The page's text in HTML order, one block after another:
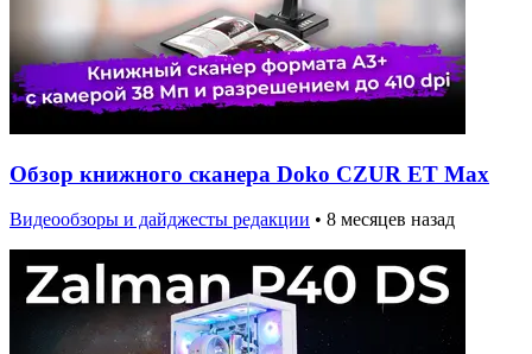
Обзор книжного сканера Doko CZUR ET Max
Видеообзоры и дайджесты редакции • 8 месяцев назад